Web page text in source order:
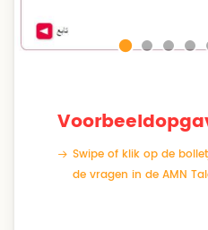
Swipe of klik op de
de vragen in de AMN